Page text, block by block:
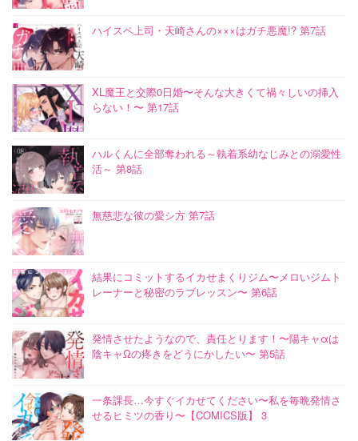
ハイスペ上司・天崎さんの×××はガチ悪魔!? 第7話
XL魔王と交際0日婚〜そんな大きくて禍々しいの挿入
らない！〜 第17話
ハルくんに全部奪われる～執着系幼なじみとの溺愛性
活～ 第8話
無慈悲な彼の愛シ方 第7話
結果にコミットするイカせまくりジム〜メロいジムト
レーナーと秘密のラブレッスン〜 第6話
発情させたようなので、責任とります！〜陽キャαは
陰キャΩの疼きをどうにかしたい〜 第5話
一条課長…今すぐイカせてください〜私を毎晩発情さ
せるヒミツの香り〜【COMICS版】 3